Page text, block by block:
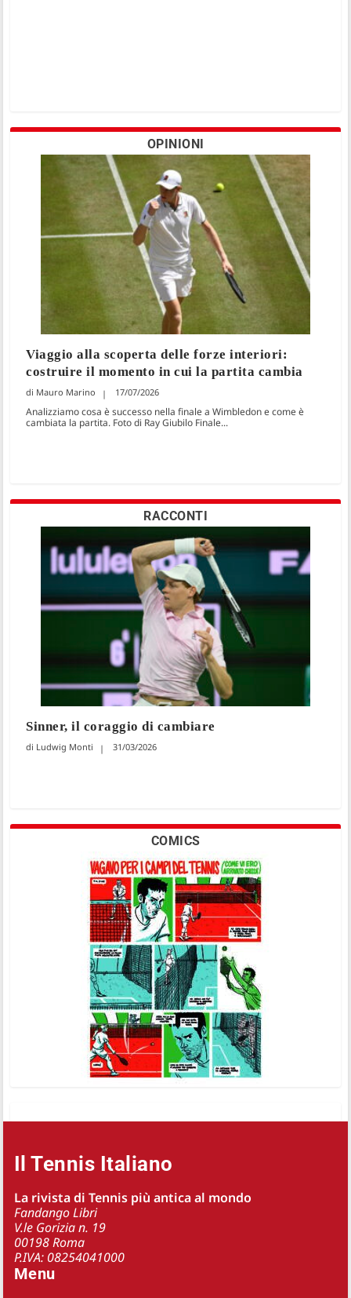
OPINIONI
Viaggio alla scoperta delle forze interiori:
costruire il momento in cui la partita cambia
Mauro Marino 17/07/2026
Analizziamo cosa è successo nella finale a Wimbledon e come è
cambiata la partita. Foto di Ray Giubilo Finale...
RACCONTI
Sinner, il coraggio di cambiare
Ludwig Monti 31/03/2026
COMICS
Il Tennis Italiano
La rivista di Tennis più antica al mondo
Fandango Libri
V.le Gorizia n. 19
00198 Roma
P.IVA: 08254041000
Menu